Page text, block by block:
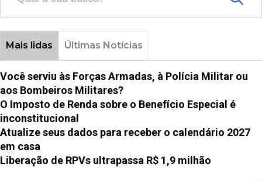
Mais lidas Últimas Notícias
Você serviu às Forças Armadas, à Polícia Militar ou
aos Bombeiros Militares?
O Imposto de Renda sobre o Benefício Especial é
inconstitucional
Atualize seus dados para receber o calendário 2027
em casa
Liberação de RPVs ultrapassa R$ 1,9 milhão